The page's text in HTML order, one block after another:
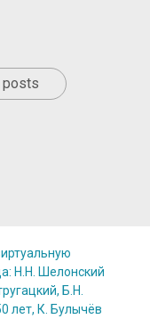
posts
Н.Н. Шелонский
Б.Н.
лет, К. Булычёв